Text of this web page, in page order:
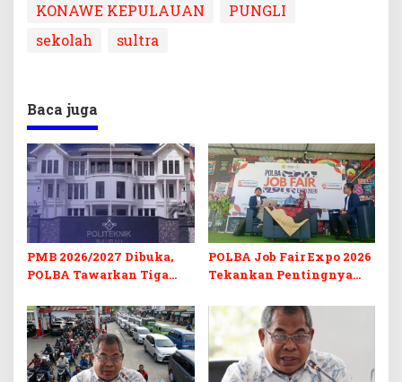
KONAWE KEPULAUAN
PUNGLI
sekolah
sultra
Baca juga
PMB 2026/2027 Dibuka,
POLBA Tawarkan Tiga
Kuliah Gratis
POLBA Job Fair Expo 2026
Tekankan Pentingnya
Digital